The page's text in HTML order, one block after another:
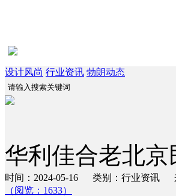
设计风尚 行业资讯 勃朗动态
华利佳合老北
时间：2024-05-16 类别：行业资讯
（阅览：1633）